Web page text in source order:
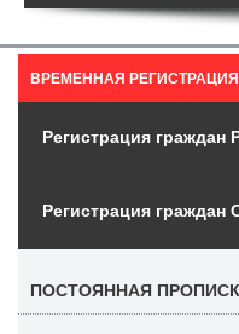
ВРЕМЕННАЯ РЕГИСТРАЦИЯ
Регистрация граждан
Регистрация граждан
ПОСТОЯННАЯ